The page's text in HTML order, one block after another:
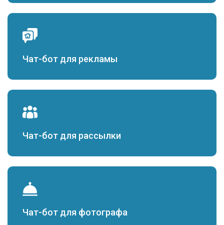
Чат-бот для рекламы
Чат-бот для рассылки
Чат-бот для фотографа